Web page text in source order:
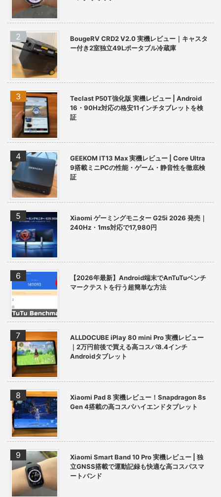
BougeRV CRD2 V2.0 実機レビュー｜キャスタ
ー付き2室独立49Lポータブル冷蔵庫
Teclast P50T強化版 実機レビュー | Android
16・90Hz対応の格安11インチタブレットを検
証
GEEKOM IT13 Max 実機レビュー | Core Ultra
9搭載ミニPCの性能・ゲーム・静音性を徹底検
証
Xiaomi ゲーミングモニター G25i 2026 発売｜
240Hz・1ms対応で17,980円
【2026年最新】Android端末でAnTuTuベンチ
マークテストを行う超簡単な方法
ALLDOCUBE iPlay 80 mini Pro 実機レビュー
｜2万円前後で買える高コスパ8.4インチ
Androidタブレット
Xiaomi Pad 8 実機レビュー！Snapdragon 8s
Gen 4搭載の高コスパハイエンドタブレット
Xiaomi Smart Band 10 Pro 実機レビュー | 独
立GNSS搭載で運動記録も快適な高コスパスマ
ートバンド